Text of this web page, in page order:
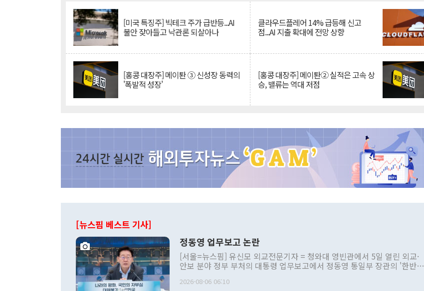
[미국 특징주] 빅테크 주가 급반등...AI
불안 잦아들고 낙관론 되살아나
클라우드플레어 14% 급등해 신고
점...AI 지출 확대에 전망 상향
[홍콩 대장주] 메이퇀 ③ 신성장 동력의
'폭발적 성장'
[홍콩 대장주] 메이퇀② 실적은 고속 상
승, 밸류는 역대 저점
[뉴스핌 베스트 기사]
정동영 업무보고 논란
[서울=뉴스핌] 유신모 외교전문기자 = 청와대 영빈관에서 5일 열린 외교·
안보 분야 정부 부처의 대통령 업무보고에서 정동영 통일부 장관의 '한반도
발언 중에는 정부 내 조율을 거치지 않은 사안을 정책으로 추진하겠다고 공
2026-08-06 06:10